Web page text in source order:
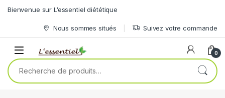
Skip to navigation
Bienvenue sur L’essentiel diététique
Nous sommes situés Suivez votre commande
0
Recherche pour :